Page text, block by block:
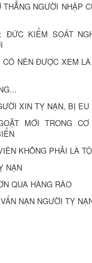
THẲNG NGƯỜI NHẬP
ĐỨC KIỂM SOÁT
NÊN ĐƯỢC XEM
XIN TỴ NẠN, BỊ EU
MỚI TRONG
KHÔNG PHẢI LÀ
NẠN
QUA HÀNG RÀO
NẠN NGƯỜI TỴ